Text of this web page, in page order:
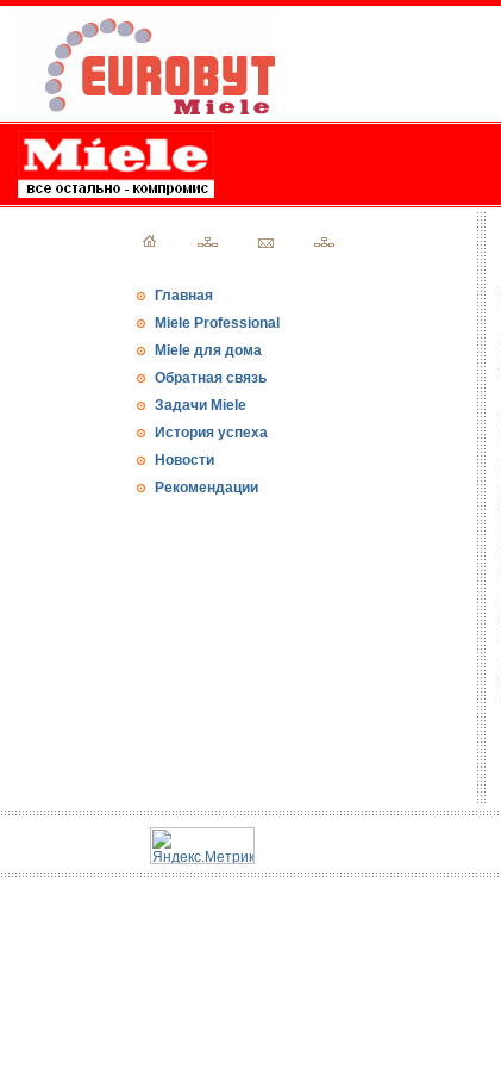
Главная
Miele Professional
Miele для дома
Обратная связь
Задачи Miele
История успеха
Новости
Рекомендации